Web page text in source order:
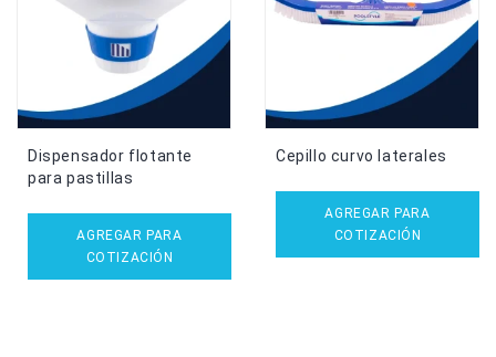
Dispensador flotante
para pastillas
AGREGAR PARA
COTIZACIÓN
Cepillo curvo laterales
AGREGAR PARA
COTIZACIÓN